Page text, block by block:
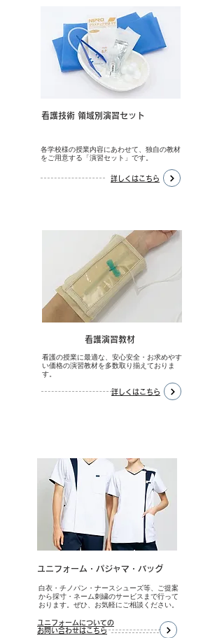
​看護技術 領域別演習セット
各学校様の授業内容にあわせて、独自の教材
をご用意する「演習セット」です。
詳しくはこちら
​看護演習教材
看護の授業に最適な、安心安全・お求めやす
い価格の演習教材を多数取り揃えておりま
す。
詳しくはこちら
​ユニフォーム・パジャマ・バッグ
白衣・チノパン・ナースシューズ等、ご提案
から採寸・ネーム刺繍のサービスまで行って
おります。ぜひ、お気軽にご相談ください。
ユニフォームについての
お問い合わせはこちら